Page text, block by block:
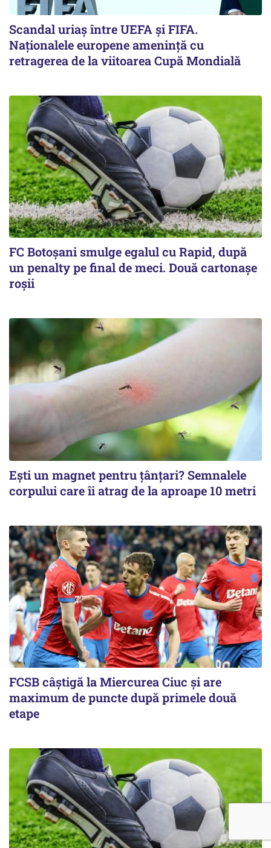
Scandal uriaş între UEFA şi FIFA.
Naţionalele europene ameninţă cu
retragerea de la viitoarea Cupă Mondială
FC Botoşani smulge egalul cu Rapid, după
un penalty pe final de meci. Două cartonaşe
roşii
Ești un magnet pentru țânțari? Semnalele
corpului care îi atrag de la aproape 10 metri
FCSB câştigă la Miercurea Ciuc şi are
maximum de puncte după primele două
etape